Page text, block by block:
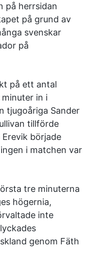
på herrsidan
på grund av
svenskar
på
på ett antal
in i
tjugoåriga Sander
tillförde
började
i matchen var
tre minuterna
högernia,
inte
genom Fäth